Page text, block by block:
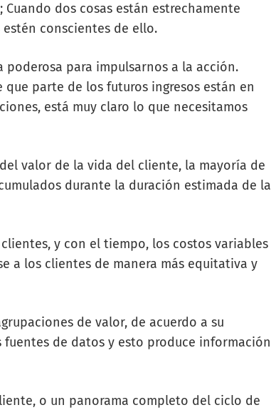
dos cosas están estrechamente
conscientes de ello.
para impulsarnos a la acción.
parte de los futuros ingresos están en
está muy claro lo que necesitamos
valor de la vida del cliente, la mayoría de
durante la duración estimada de la
y con el tiempo, los costos variables
a los clientes de manera más equitativa y
de valor, de acuerdo a su
de datos y esto produce información
o un panorama completo del ciclo de